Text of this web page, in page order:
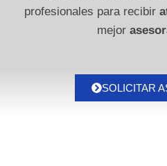
profesionales para recibir
mejor
SOLICITAR